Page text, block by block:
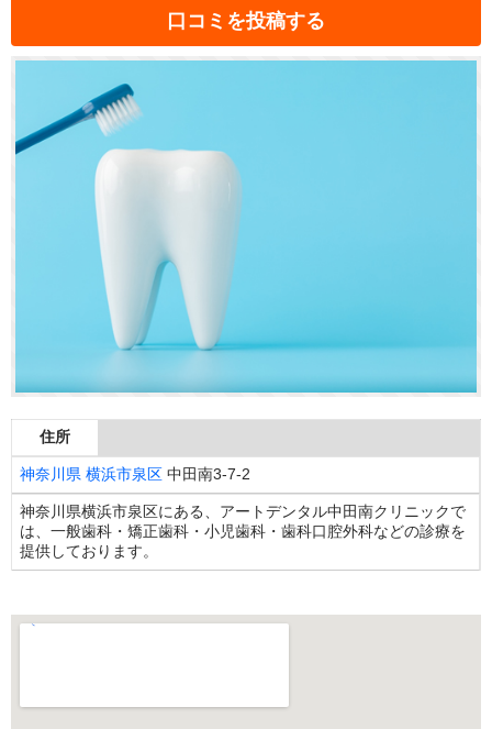
口コミを投稿する
住所
神奈川県 横浜市泉区 中田南3-7-2
神奈川県横浜市泉区にある、アートデンタル中田南クリニックで
は、一般歯科・矯正歯科・小児歯科・歯科口腔外科などの診療を
提供しております。